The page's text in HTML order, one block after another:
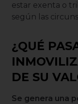
estar exenta o
según las
¿QUÉ
DE SU
Se genera una